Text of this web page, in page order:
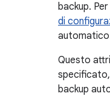
backup.
di
Questo
backup